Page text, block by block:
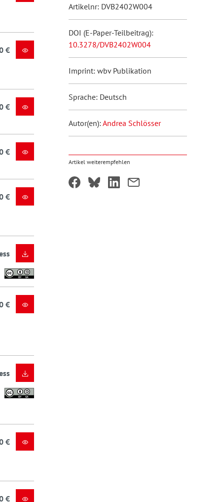
€
€
€
€
€
€
€
Artikelnr: DVB2402W004
DOI (E-Paper-Teilbeitrag):
10.3278/DVB2402W004
Imprint: wbv Publikation
Sprache: Deutsch
Autor(en):Andrea Schlösser
Artikel weiterempfehlen